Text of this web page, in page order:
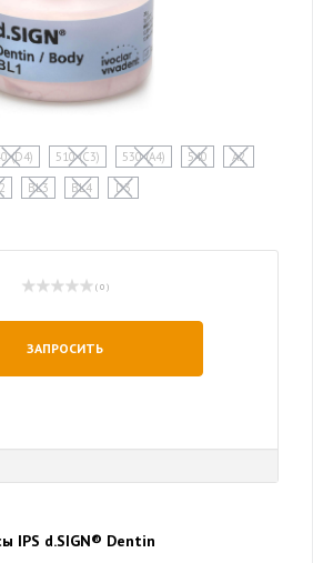
(D4) 510 (C3) 530 (A4) 540
A2
BL3 BL4 D3
( 0 )
ЗАПРОСИТЬ
IPS d.SIGN® Dentin